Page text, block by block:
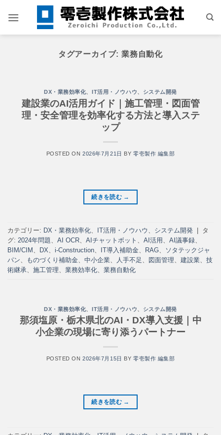
タグアーカイブ:業務自動化
DX・業務効率化、IT活用・ノウハウ、 システム開発
建設業のAI活用ガイド｜施工管理・図面管
理・安全管理を効率化する方法と導入ステ
ップ
POSTED ON2026年7月21日 BY 零壱製作 編集部
続きを読む →
カテゴリー: DX・業務効率化 IT活用・ノウハウ システム開発
タ
グ: 2024年問題 AI OCR AIチャットボット AI活用 AI議事録
BIM/CIM
DX i-Construction IT導入補助金 RAG
ソタテックジャ
パン
ものづくり補助金 中小企業 人手不足 図面管理 建設業
技
術継承
施工管理 業務効率化 業務自動化
DX・業務効率化、IT活用・ノウハウ、 システム開発
那須塩原・栃木県北のAI・DX導入支援｜中
小企業の現場に寄り添うパートナー
POSTED ON2026年7月15日 BY 零壱製作 編集部
続きを読む →